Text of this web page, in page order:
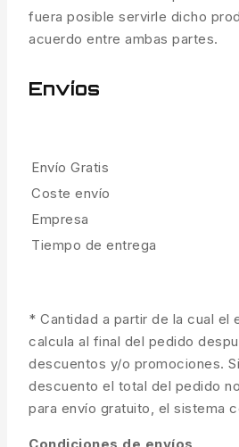
fuera posible servirle dicho
acuerdo entre ambas partes.
Envíos
Envío Gratis
Coste envío
Empresa
Tiempo de entrega
* Cantidad a partir de la cual el
calcula al final del pedido
descuentos y/o promociones.
descuento el total del pedido
para envío gratuito, el sistema